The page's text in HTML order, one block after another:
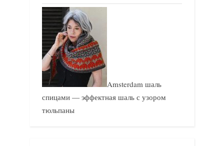
Amsterdam шаль
спицами — эффектная шаль с узором
тюльпаны